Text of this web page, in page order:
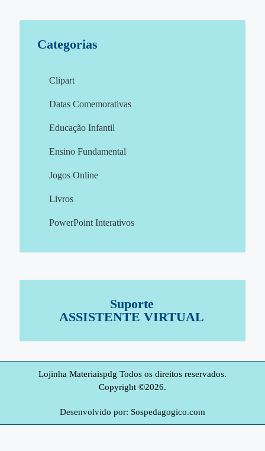
Categorias
Clipart
Datas Comemorativas
Educação Infantil
Ensino Fundamental
Jogos Online
Livros
PowerPoint Interativos
Suporte
ASSISTENTE VIRTUAL
Lojinha Materiaispdg Todos os direitos reservados.
Copyright ©2026.
Desenvolvido por: Sospedagogico.com